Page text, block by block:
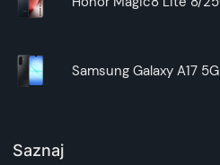
Samsung Galaxy A17
Saznaj